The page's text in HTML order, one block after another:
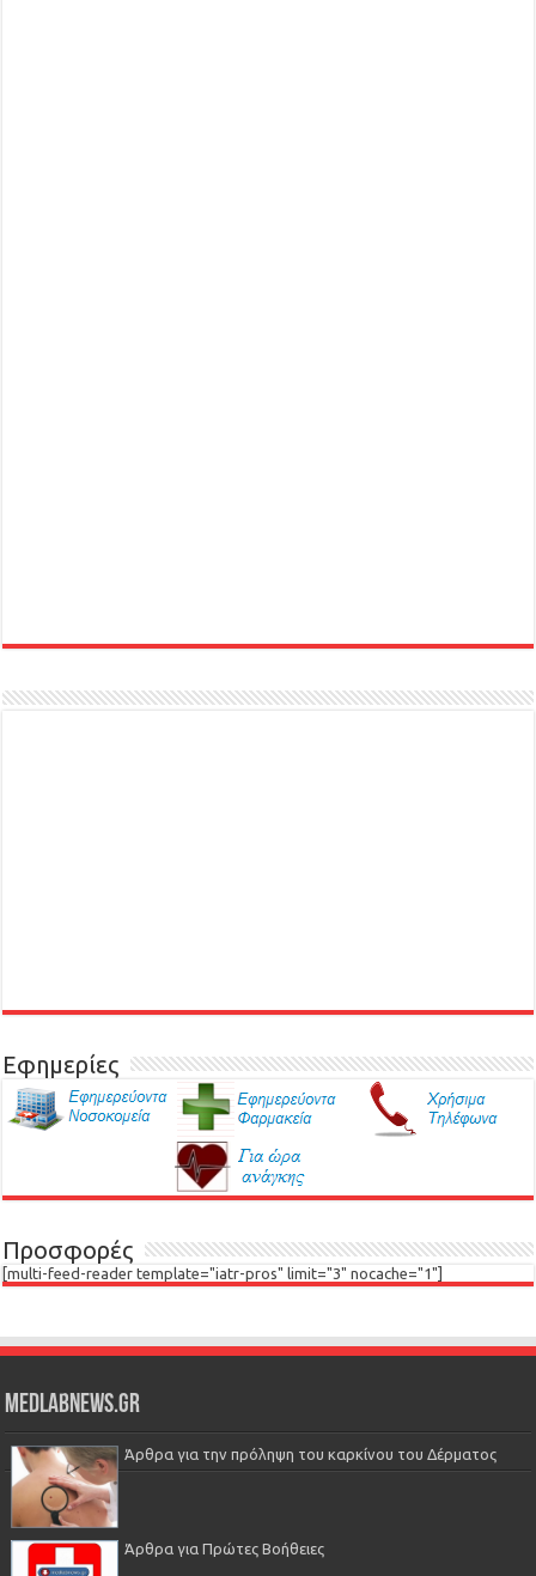
Εφημερίες
Προσφορές
[multi-feed-reader template="iatr-pros" limit="3" nocache="1"]
Medlabnews.gr
Άρθρα για την πρόληψη του καρκίνου του Δέρματος
Άρθρα για Πρώτες Βοήθειες